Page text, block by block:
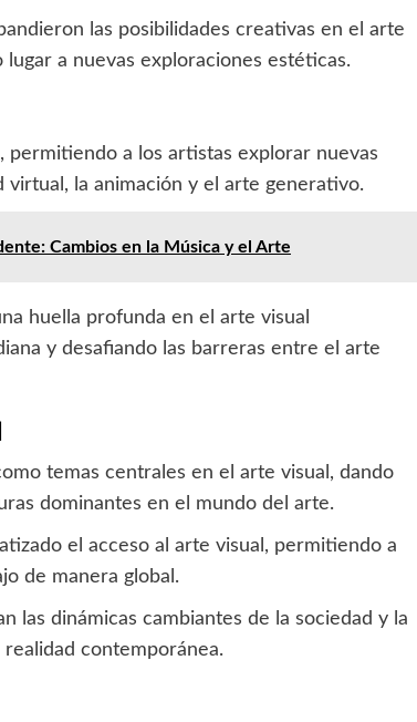
las posibilidades creativas en el arte
a nuevas exploraciones estéticas.
permitiendo a los artistas explorar nuevas
la animación y el arte generativo.
Cambios en la Música y el Arte
huella profunda en el arte visual
y desafiando las barreras entre el arte
temas centrales en el arte visual, dando
dominantes en el mundo del arte.
el acceso al arte visual, permitiendo a
de manera global.
las dinámicas cambiantes de la sociedad y la
contemporánea.